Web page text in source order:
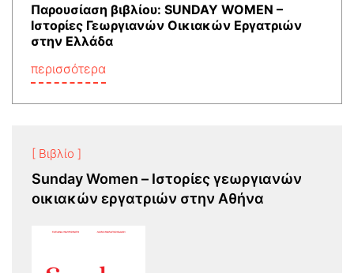
Παρουσίαση βιβλίου: SUNDAY WOMEN –
Ιστορίες Γεωργιανών Οικιακών Εργατριών
στην Ελλάδα
περισσότερα
[ Βιβλίο ]
Sunday Women – Ιστορίες γεωργιανών
οικιακών εργατριών στην Αθήνα